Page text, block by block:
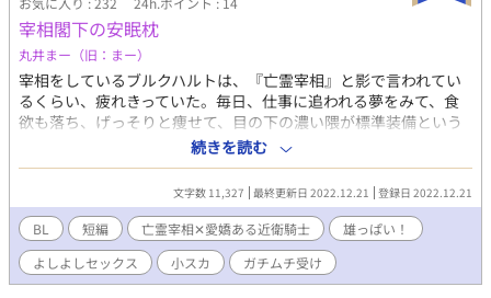
「…………………… …………… ……… えっ…？？」 あの時、お
れは頭がどうかしてたんだっ… ーーーーーーーーーーーーー 作者
は、ムキムキ雄っぱいに取り憑かれております…(^◇^;) 雄っぱ
い…雄っぱい…雄っぱい…雄っぱい…！ 頭の中、雄っぱいで埋め
尽くされてまして… なんとか消化したくて書いた短編です！ えっ
ちです！ 完結まで予約投稿済です！（5話完結） ※はえっちで
す！※多いと（MAX3個）それだけえっちです！！
宰相閣下の安眠枕
丸井まー（旧：まー）
宰相をしているブルクハルトは、『亡霊宰相』と影で言われてい
るくらい、疲れきっていた。毎日、仕事に追われる夢をみて、食
欲も落ち、げっそりと痩せて、目の下の濃い隈が標準装備という
有様だった。そんなブルクハルトは、廊下でぶつかった近衛騎士
ディーターの胸筋に顔面から突っ込んだ途端、その胸筋のふかっ
とした柔らかさと謎の安心感に、ストンと寝落ちた。 亡霊宰相
（４０）✕愛嬌ある近衛騎士（２４）。 ※小スカあります！雄っ
ぱい！雄っぱい！よしよしセックス！！私が楽しいです！！ ※ム
ーンライトノベルズさんでも公開しております。
続きを読む
文字数 11,327 最終更新日 2022.12.21 登録日 2022.12.21
BL 短編 亡霊宰相✕愛嬌ある近衛騎士
雄っぱい！
よしよしセックス
小スカ ガチムチ受け